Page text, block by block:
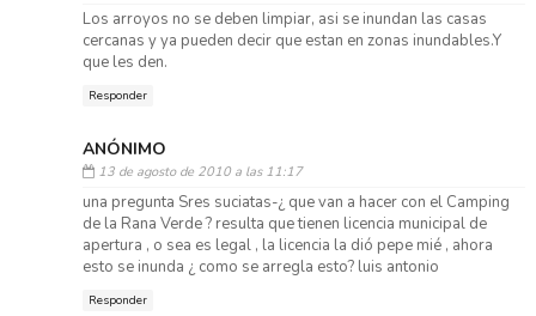
Los arroyos no se deben limpiar, asi se inundan las casas
cercanas y ya pueden decir que estan en zonas inundables.Y
que les den.
Responder
ANÓNIMO
13 de agosto de 2010 a las 11:17
una pregunta Sres suciatas-¿ que van a hacer con el Camping
de la Rana Verde ? resulta que tienen licencia municipal de
apertura , o sea es legal , la licencia la dió pepe mié , ahora
esto se inunda ¿ como se arregla esto? luis antonio
Responder